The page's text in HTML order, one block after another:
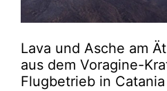
Lava und Asche am
aus dem Voragine-
Flugbetrieb in Catania